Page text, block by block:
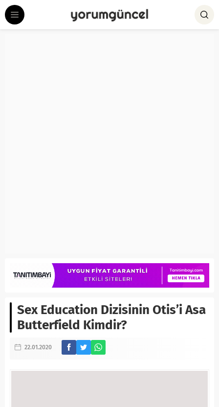
Sex Education Dizisinin Otis’i Asa
Butterfield Kimdir?
22.01.2020